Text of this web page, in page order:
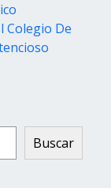
Colegio De
Buscar